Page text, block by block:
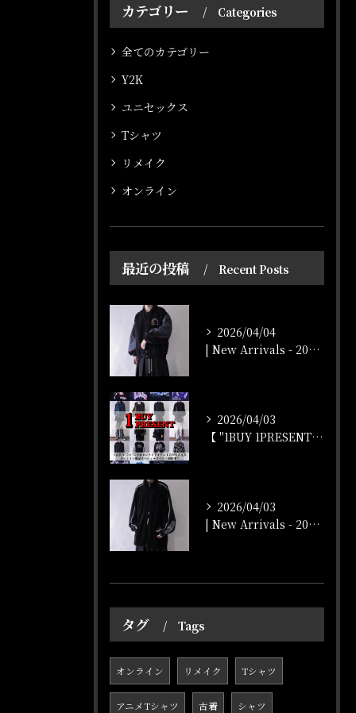
カテゴリー Categories
全てのカテゴリー
Y2K
ユニセックス
Tシャツ
リメイク
オンライン
最近の投稿 Recent Posts
2026/04/04
| New Arrivals - 2026/4/4 |
2026/04/03
【 "1BUY 1PRESENT" オンラインストア開催‼️...
2026/04/03
| New Arrivals - 2026/4/3 |
タグ Tags
オンライン リメイク Tシャツ
アニメTシャツ 古着 シャツ